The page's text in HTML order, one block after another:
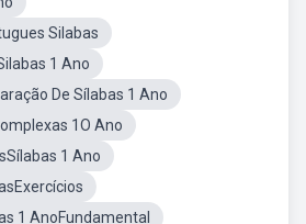
Silabas
1 Ano
De Sílabas 1 Ano
1O Ano
1 Ano
1 AnoFundamental